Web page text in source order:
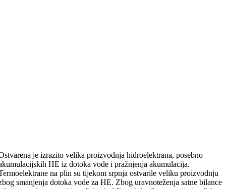
je izrazito velika proizvodnja hidroelektrana, posebno
HE iz dotoka vode i pražnjenja akumulacija.
na plin su tijekom srpnja ostvarile veliku proizvodnju
smanjenja dotoka vode za HE. Zbog uravnoteženja satne bilance